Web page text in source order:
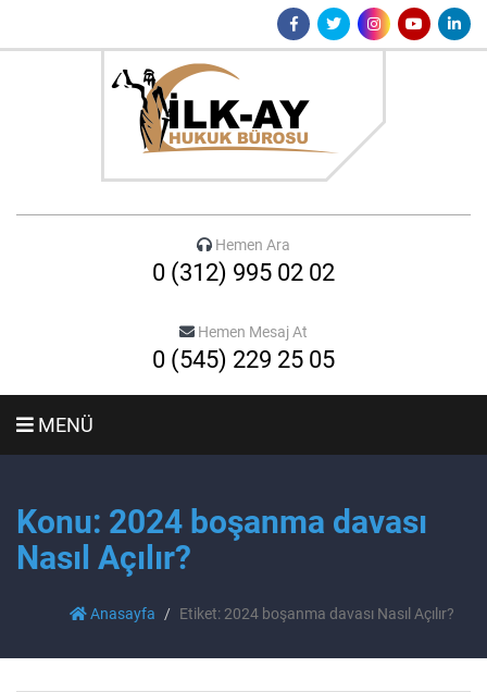
Hemen Ara
0 (312) 995 02 02
Hemen Mesaj At
0 (545) 229 25 05
MENÜ
Konu: 2024 boşanma davası
Nasıl Açılır?
Anasayfa Etiket: 2024 boşanma davası Nasıl Açılır?